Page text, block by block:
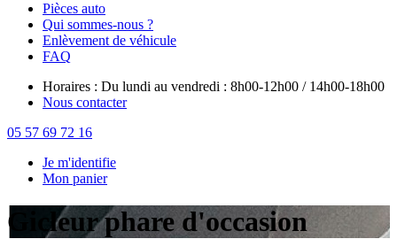
Pièces auto
Qui sommes-nous ?
Enlèvement de véhicule
FAQ
Horaires : Du lundi au vendredi : 8h00-12h00 / 14h00-18h00
Nous contacter
05 57 69 72 16
Je m'identifie
Mon panier
Gicleur phare d'occasion